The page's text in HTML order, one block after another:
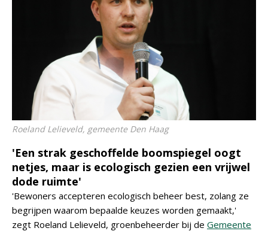
Roeland Lelieveld, gemeente Den Haag
'Een strak geschoffelde boomspiegel oogt
netjes, maar is ecologisch gezien een vrijwel
dode ruimte'
'Bewoners accepteren ecologisch beheer best, zolang ze
begrijpen waarom bepaalde keuzes worden gemaakt,'
zegt Roeland Lelieveld, groenbeheerder bij de Gemeente